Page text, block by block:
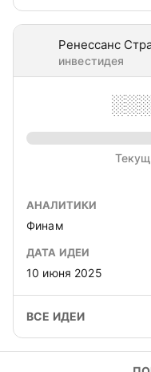
Ренессанс
инвестидея
АНАЛИТИКИ
Финам
ДАТА ИДЕИ
10 июня 2025
ВСЕ ИДЕИ